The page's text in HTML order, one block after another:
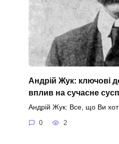
Андрій Жук: ключові
вплив на сучасне
Андрій Жук: Все, що Ви
0 2